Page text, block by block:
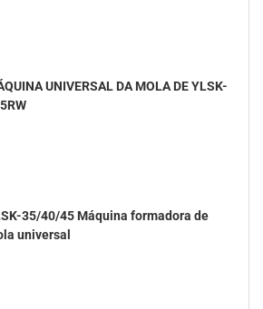
UNIVERSAL DA MOLA DE YLSK-
35/40/45 Máquina formadora de
universal